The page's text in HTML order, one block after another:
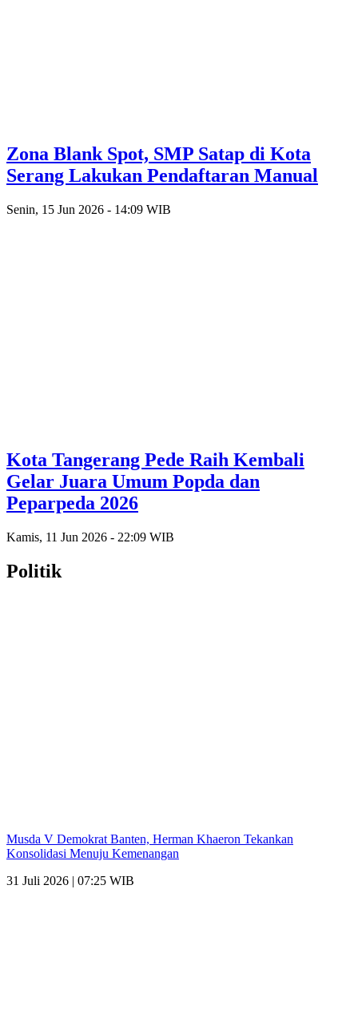
Zona Blank Spot, SMP Satap di Kota
Serang Lakukan Pendaftaran Manual
Senin, 15 Jun 2026 - 14:09 WIB
Kota Tangerang Pede Raih Kembali
Gelar Juara Umum Popda dan
Peparpeda 2026
Kamis, 11 Jun 2026 - 22:09 WIB
Politik
Musda V Demokrat Banten, Herman Khaeron Tekankan
Konsolidasi Menuju Kemenangan
31 Juli 2026 | 07:25 WIB